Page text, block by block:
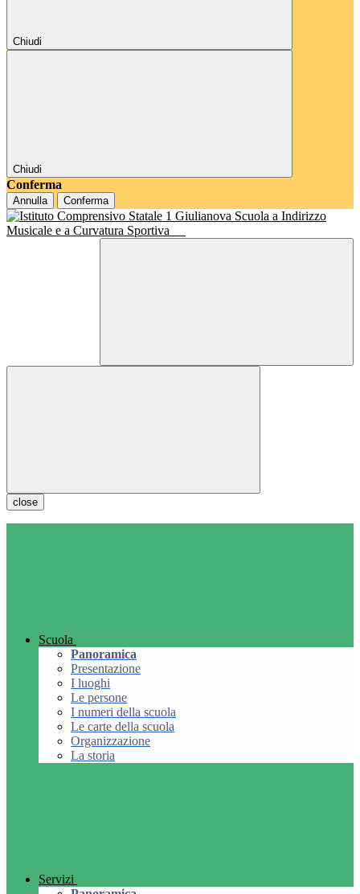
Chiudi
Chiudi
Conferma
Annulla Conferma
Scuola a Indirizzo
Musicale e a Curvatura Sportiva
close
Scuola
Panoramica
Presentazione
I luoghi
Le persone
I numeri della scuola
Le carte della scuola
Organizzazione
La storia
Servizi